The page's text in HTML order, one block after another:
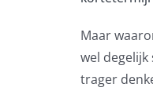
Maar
wel
trager